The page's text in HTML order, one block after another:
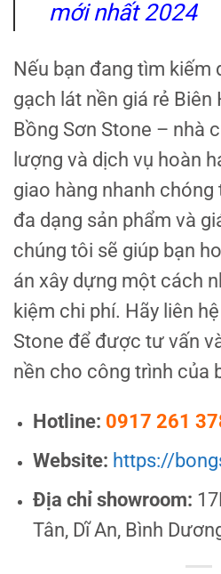
mới nhất 2024
Nếu bạn đang tìm kiếm
gạch lát nền giá rẻ Biên
Bồng Sơn Stone – nhà
lượng và dịch vụ hoàn
giao hàng nhanh chóng
đa dạng sản phẩm và
chúng tôi sẽ giúp bạn
án xây dựng một cách
kiệm chi phí. Hãy liên
Stone để được tư vấn
nền cho công trình của
Hotline: 0917 261
Website: https://
Địa chỉ showroom:
Tân, Dĩ An, Bình